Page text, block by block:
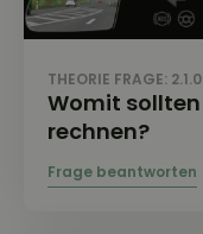
THEORIE FRAGE:
Womit
rechnen?